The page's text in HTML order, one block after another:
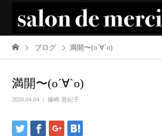
ブログ 満開〜(о´∀`о)
満開〜(о´∀`о)
2020.04.04 篠崎 亜紀子